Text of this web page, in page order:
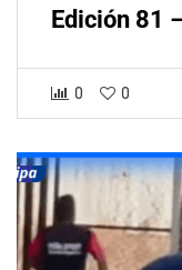
Edición 81
0 0